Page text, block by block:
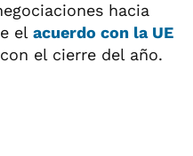
hacia
el acuerdo con la UE
el cierre del año.